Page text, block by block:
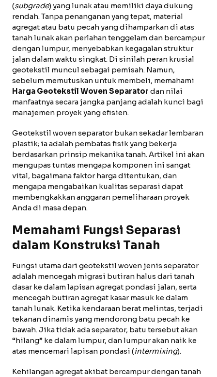
(subgrade) yang lunak atau memiliki daya dukung
rendah. Tanpa penanganan yang tepat, material
agregat atau batu pecah yang dihamparkan di atas
tanah lunak akan perlahan tenggelam dan bercampur
dengan lumpur, menyebabkan kegagalan struktur
jalan dalam waktu singkat. Di sinilah peran krusial
geotekstil muncul sebagai pemisah. Namun,
sebelum memutuskan untuk membeli, memahami
Harga Geotekstil Woven Separator dan nilai
manfaatnya secara jangka panjang adalah kunci bagi
manajemen proyek yang efisien.
Geotekstil woven separator bukan sekadar lembaran
plastik; ia adalah pembatas fisik yang bekerja
berdasarkan prinsip mekanika tanah. Artikel ini akan
mengupas tuntas mengapa komponen ini sangat
vital, bagaimana faktor harga ditentukan, dan
mengapa mengabaikan kualitas separasi dapat
membengkakkan anggaran pemeliharaan proyek
Anda di masa depan.
Memahami Fungsi Separasi
dalam Konstruksi Tanah
Fungsi utama dari geotekstil woven jenis separator
adalah mencegah migrasi butiran halus dari tanah
dasar ke dalam lapisan agregat pondasi jalan, serta
mencegah butiran agregat kasar masuk ke dalam
tanah lunak. Ketika kendaraan berat melintas, terjadi
tekanan dinamis yang mendorong batu pecah ke
bawah. Jika tidak ada separator, batu tersebut akan
“hilang” ke dalam lumpur, dan lumpur akan naik ke
atas mencemari lapisan pondasi (intermixing).
Kehilangan agregat akibat bercampur dengan tanah